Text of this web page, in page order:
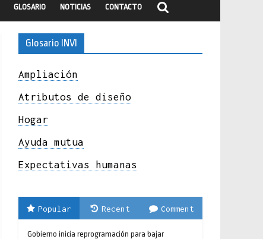
GLOSARIO NOTICIAS CONTACTO
Glosario INVI
Ampliación
Atributos de diseño
Hogar
Ayuda mutua
Expectativas humanas
Popular Recent Comment
Gobierno inicia reprogramación para bajar